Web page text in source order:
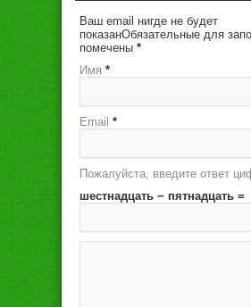
Ваш email нигде не будет
показанОбязательные для
помечены *
Имя *
Email *
Пожалуйста, введите ответ
шестнадцать − пятнадцать =